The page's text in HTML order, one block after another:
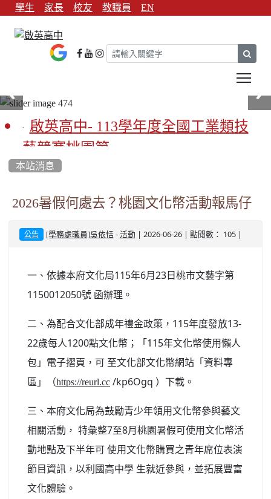
學生 家長 校友 教職員 EN
啟英高中- 113學年度全國工業類技
藝競賽桃園第一
啟英高中-113學年全國學生家事類技
藝競賽榮獲1支金手獎3支優勝
第一
餐飲管理科桃園第一、資料處理科
北台灣私校第一
啟英高中-時尚科桃園第一
本站消息
2026暑假何處去？桃園文化幣活動報馬仔
公告 [學務處職員]吳依恬- 活動 | 2026-06-26 | 點閱數： 105 |
一、依據本府文化局115年6月23日桃市文藝字第
1150012050號 函辦理。
二、為配合文化部成年禮金政策，115年度發放13-
22歲每人1200點文化幣；「115年文化幣使用懶人
包」電子摺頁，可 至文化部文化幣網站「資料專
區」（https://reurl.cc /kp6Ogq ）下載。
三、本府文化局為鼓勵青少年領用文化幣參與藝文
相關活動， 特彙整7至8月桃園暑假可使用文化幣活
動地點及下半年可 使用文化幣購買之青年席位表演
節目資訊，以利國高中學 生就近參與，並拓展豐富
文化體驗。